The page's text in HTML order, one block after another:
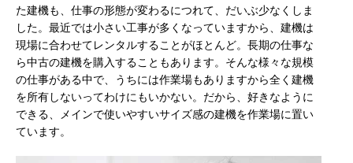
た建機も、仕事の形態が変わるにつれて、だいぶ少なくしま
した。最近では小さい工事が多くなっていますから、建機は
現場に合わせてレンタルすることがほとんど。長期の仕事な
ら中古の建機を購入することもあります。そんな様々な規模
の仕事がある中で、うちには作業場もありますから全く建機
を所有しないってわけにもいかない。だから、好きなように
できる、メインで使いやすいサイズ感の建機を作業場に置い
ています。